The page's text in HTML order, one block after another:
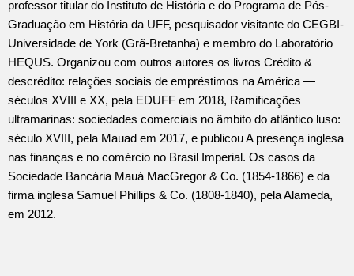
professor titular do Instituto de História e do Programa de Pós-
Graduação em História da UFF, pesquisador visitante do CEGBI-
Universidade de York (Grã-Bretanha) e membro do Laboratório
HEQUS. Organizou com outros autores os livros Crédito &
descrédito: relações sociais de empréstimos na América —
séculos XVIII e XX, pela EDUFF em 2018, Ramificações
ultramarinas: sociedades comerciais no âmbito do atlântico luso:
século XVIII, pela Mauad em 2017, e publicou A presença inglesa
nas finanças e no comércio no Brasil Imperial. Os casos da
Sociedade Bancária Mauá MacGregor & Co. (1854-1866) e da
firma inglesa Samuel Phillips & Co. (1808-1840), pela Alameda,
em 2012.